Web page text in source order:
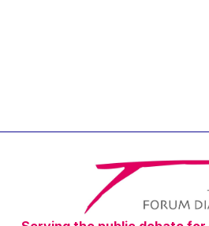
Timothy Radcliffe
Vaclav Klaus
Vassilios Skouris
Vítor Manuel da Silva